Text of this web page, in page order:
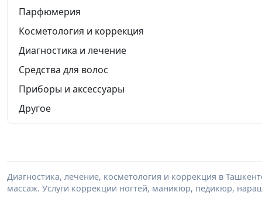
Парфюмерия
Косметология и коррекция
Диагностика и лечение
Средства для волос
Приборы и аксессуары
Другое
Диагностика, лечение, косметология и коррекция в
массаж. Услуги коррекции ногтей, маникюр, педикюр,